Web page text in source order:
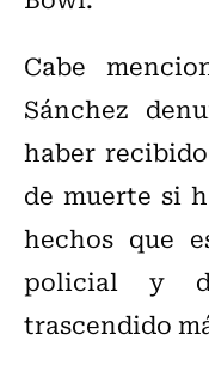
Cabe
Sánchez
haber
de muerte si
hechos que
policial y
trascendido